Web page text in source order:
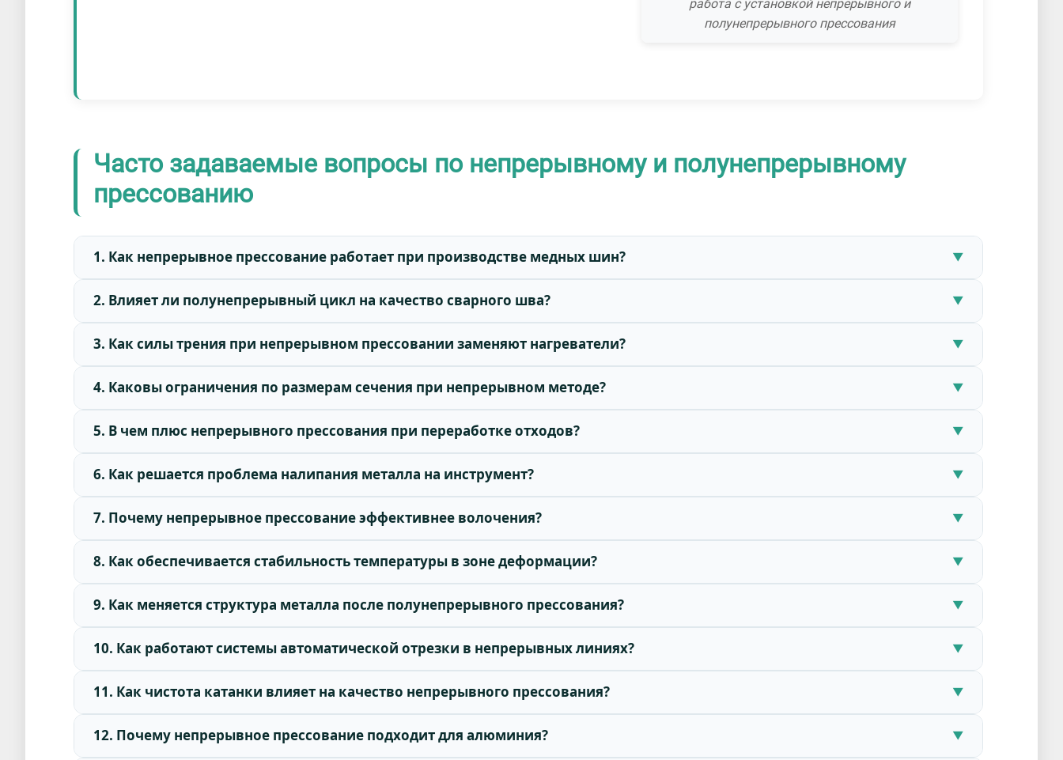
работа с установкой непрерывного и
полунепрерывного прессования
Часто задаваемые вопросы по непрерывному и полунепрерывному
прессованию
1. Как непрерывное прессование работает при производстве медных шин?
2. Влияет ли полунепрерывный цикл на качество сварного шва?
3. Как силы трения при непрерывном прессовании заменяют нагреватели?
4. Каковы ограничения по размерам сечения при непрерывном методе?
5. В чем плюс непрерывного прессования при переработке отходов?
6. Как решается проблема налипания металла на инструмент?
7. Почему непрерывное прессование эффективнее волочения?
8. Как обеспечивается стабильность температуры в зоне деформации?
9. Как меняется структура металла после полунепрерывного прессования?
10. Как работают системы автоматической отрезки в непрерывных линиях?
11. Как чистота катанки влияет на качество непрерывного прессования?
12. Почему непрерывное прессование подходит для алюминия?